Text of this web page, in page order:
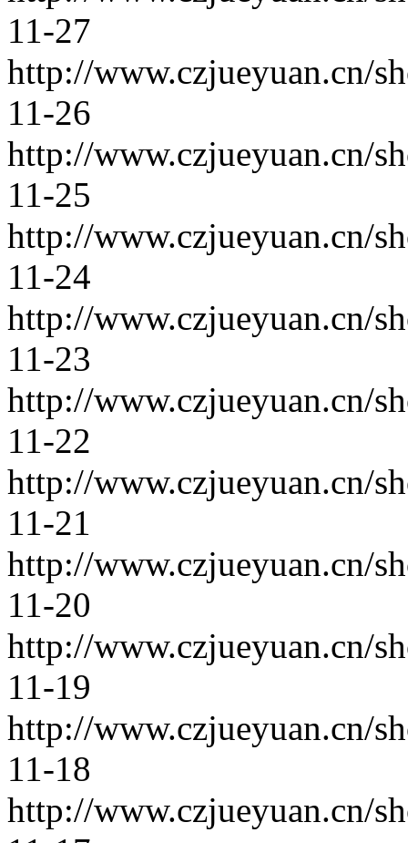
11-27
http://www.czjueyuan.cn/
11-26
http://www.czjueyuan.cn/
11-25
http://www.czjueyuan.cn/
11-24
http://www.czjueyuan.cn/
11-23
http://www.czjueyuan.cn/
11-22
http://www.czjueyuan.cn/
11-21
http://www.czjueyuan.cn/
11-20
http://www.czjueyuan.cn/
11-19
http://www.czjueyuan.cn/
11-18
http://www.czjueyuan.cn/